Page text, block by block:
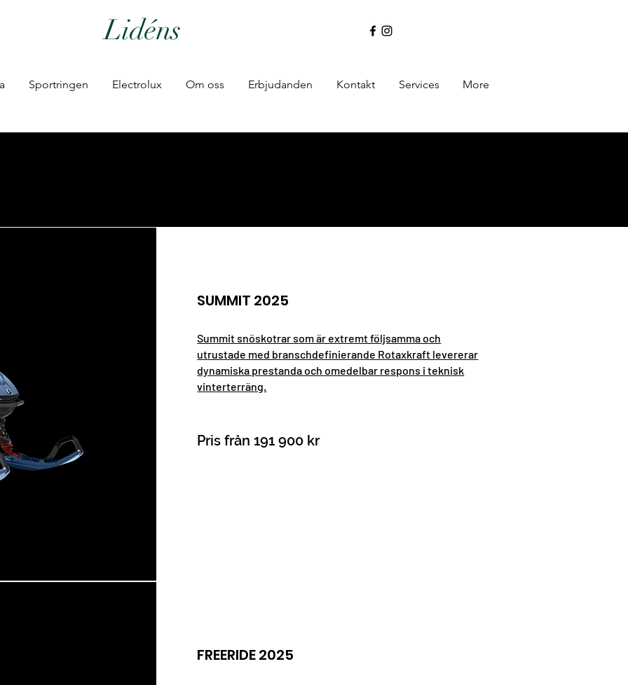
Lidéns
Sportringen Electrolux Om oss Erbjudanden Kontakt Services More
SUMMIT 2025
Summit snöskotrar som är extremt följsamma och
utrustade med branschdefinierande Rotaxkraft levererar
dynamiska prestanda och omedelbar respons i teknisk
vinterterräng.
Pris från 191 900 kr
FREERIDE 2025